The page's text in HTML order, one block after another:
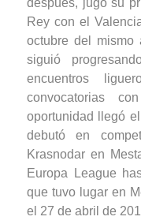
después, jugó su
Rey con el
octubre del mismo
siguió
encuentros
convocatorias
oportunidad llegó
debutó en
Krasnodar en
Europa League
que tuvo lugar en
el 27 de abril de